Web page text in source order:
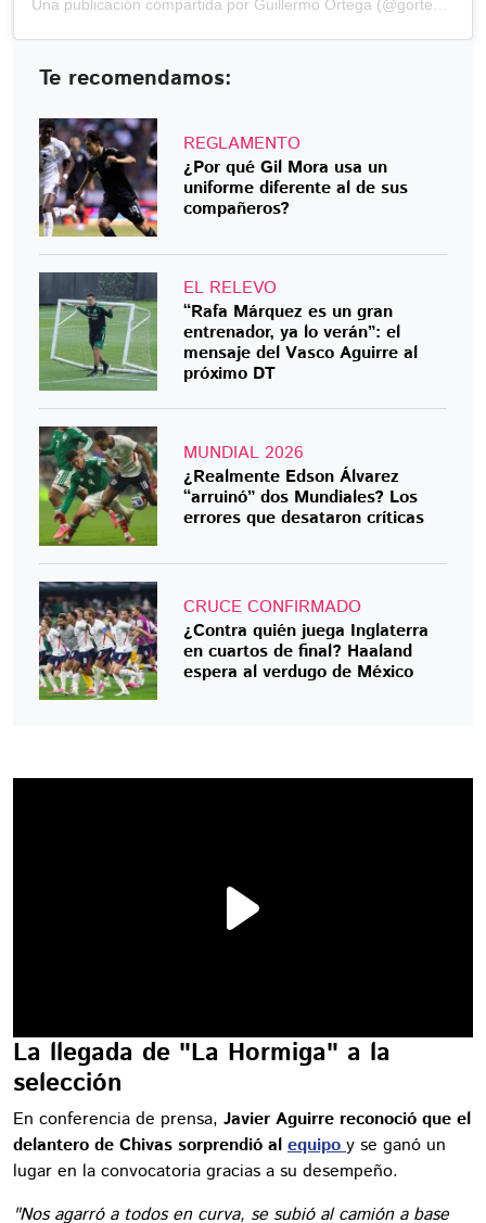
Te recomendamos:
REGLAMENTO
¿Por qué Gil Mora usa un
uniforme diferente al de sus
compañeros?
EL RELEVO
“Rafa Márquez es un gran
entrenador, ya lo verán”: el
mensaje del Vasco Aguirre al
próximo DT
MUNDIAL 2026
¿Realmente Edson Álvarez
“arruinó” dos Mundiales? Los
errores que desataron críticas
CRUCE CONFIRMADO
¿Contra quién juega Inglaterra
en cuartos de final? Haaland
espera al verdugo de México
La llegada de "La Hormiga" a la
selección
En conferencia de prensa, Javier Aguirre reconoció que el
delantero de Chivas sorprendió al equipoy se ganó un
lugar en la convocatoria gracias a su desempeño.
"Nos agarró a todos en curva, se subió al camión a base